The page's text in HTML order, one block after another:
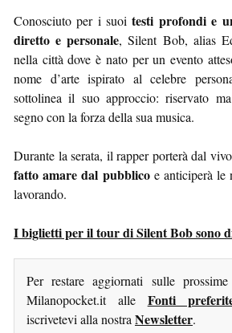
Conosciuto per i suoitesti profondi e
diretto e personale, Silent Bob, alias
nella città dove è nato per un evento
nome d’arte ispirato al celebre
sottolinea il suo approccio: riservato
segno con la forza della sua musica.
Durante la serata, il rapper porterà dal vivo
fatto amare dal pubblicoe anticiperà le
lavorando.
I biglietti per il tour di Silent Bob sono
Per restare aggiornati sulle
Milanopocket.it alle Fonti
iscrivetevi alla nostra Newsletter.